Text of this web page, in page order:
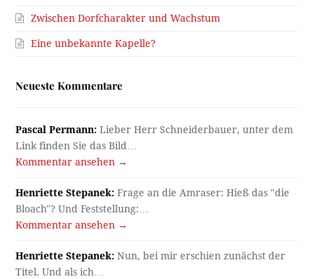
Zwischen Dorfcharakter und Wachstum
Eine unbekannte Kapelle?
Neueste Kommentare
Pascal Permann: Lieber Herr Schneiderbauer, unter dem
Link finden Sie das Bild…
Kommentar ansehen →
Henriette Stepanek: Frage an die Amraser: Hieß das "die
Bloach"? Und Feststellung:…
Kommentar ansehen →
Henriette Stepanek: Nun, bei mir erschien zunächst der
Titel. Und als ich…